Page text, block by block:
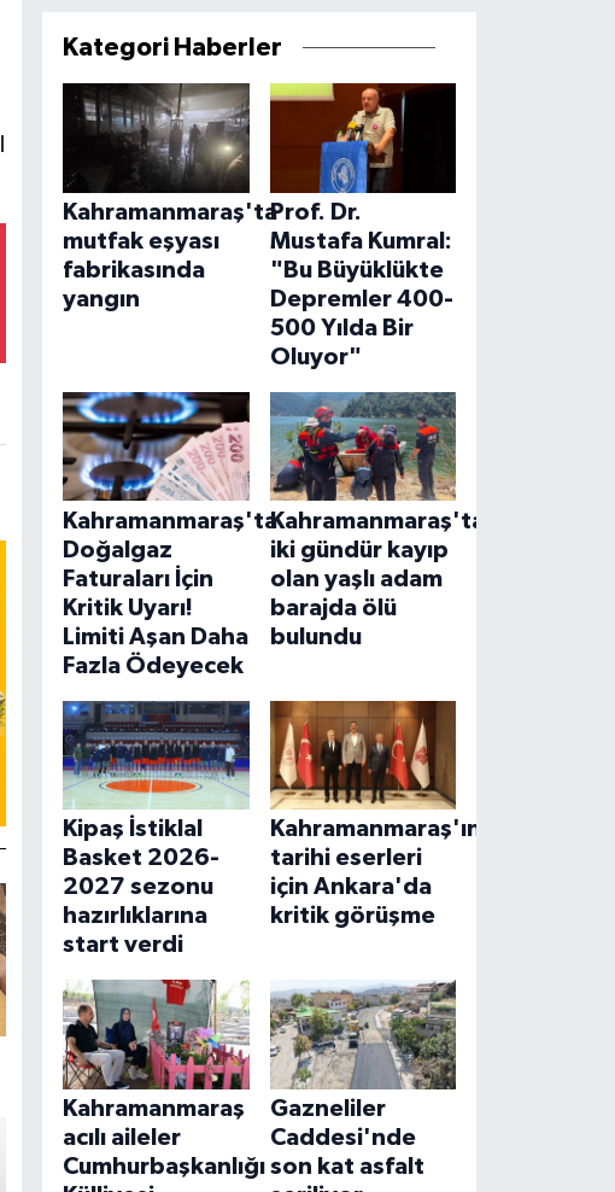
Kategori Haberler
Kahramanmaraş'ta
mutfak eşyası
fabrikasında
yangın
Prof. Dr.
Mustafa Kumral:
"Bu Büyüklükte
Depremler 400-
500 Yılda Bir
Oluyor"
Kahramanmaraş'ta
Doğalgaz
Faturaları İçin
Kritik Uyarı!
Limiti Aşan Daha
Fazla Ödeyecek
Kahramanmaraş'ta
iki gündür kayıp
olan yaşlı adam
barajda ölü
bulundu
Kipaş İstiklal
Basket 2026-
2027 sezonu
hazırlıklarına
start verdi
Kahramanmaraş'ın
tarihi eserleri
için Ankara'da
kritik görüşme
Kahramanmaraş
acılı aileler
Cumhurbaşkanlığı
Gazneliler
Caddesi'nde
son kat asfalt